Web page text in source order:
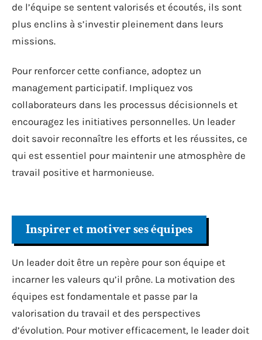
de l’équipe se sentent valorisés et écoutés, ils sont
plus enclins à s’investir pleinement dans leurs
missions.
Pour renforcer cette confiance, adoptez un
management participatif. Impliquez vos
collaborateurs dans les processus décisionnels et
encouragez les initiatives personnelles. Un leader
doit savoir reconnaître les efforts et les réussites, ce
qui est essentiel pour maintenir une atmosphère de
travail positive et harmonieuse.
Inspirer et motiver ses équipes
Un leader doit être un repère pour son équipe et
incarner les valeurs qu’il prône. La motivation des
équipes est fondamentale et passe par la
valorisation du travail et des perspectives
d’évolution. Pour motiver efficacement, le leader doit